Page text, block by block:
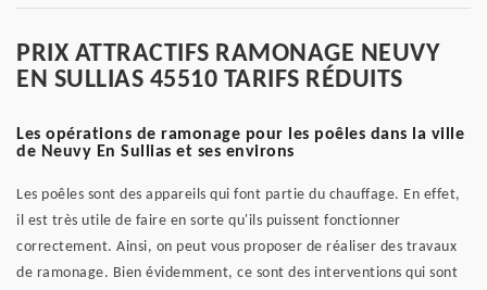
PRIX ATTRACTIFS RAMONAGE NEUVY
EN SULLIAS 45510 TARIFS RÉDUITS
Les opérations de ramonage pour les poêles dans la ville
de Neuvy En Sullias et ses environs
Les poêles sont des appareils qui font partie du chauffage. En effet,
il est très utile de faire en sorte qu'ils puissent fonctionner
correctement. Ainsi, on peut vous proposer de réaliser des travaux
de ramonage. Bien évidemment, ce sont des interventions qui sont